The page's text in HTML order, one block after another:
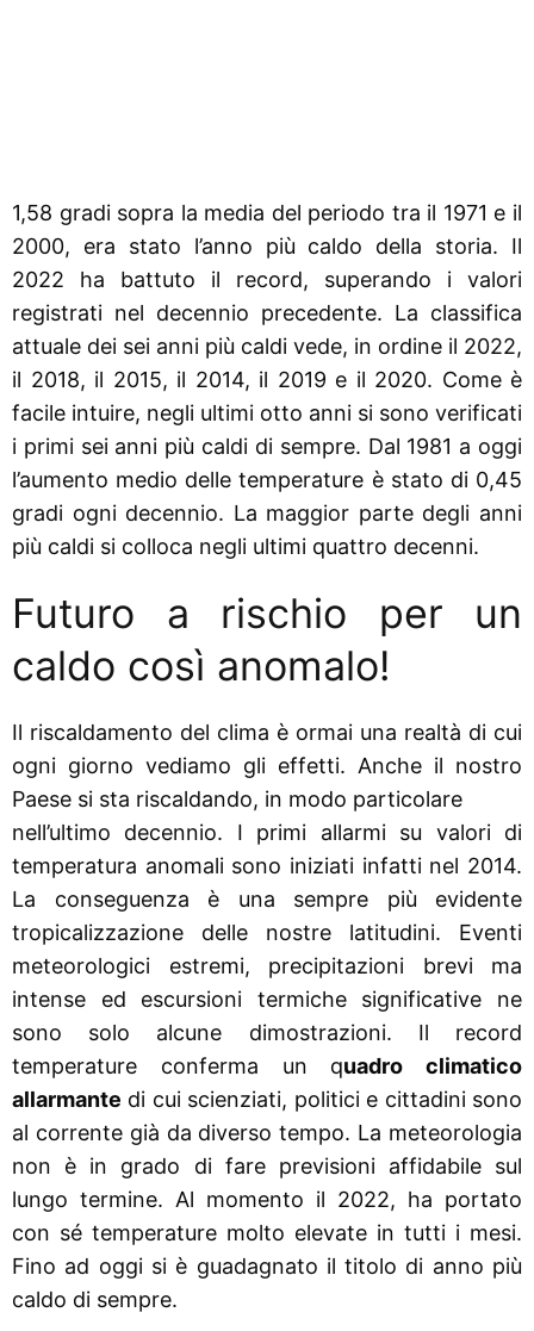
1,58 gradi sopra la media del periodo tra il 1971 e il
2000, era stato l’anno più caldo della storia. Il
2022 ha battuto il record, superando i valori
registrati nel decennio precedente. La classifica
attuale dei sei anni più caldi vede, in ordine il 2022,
il 2018, il 2015, il 2014, il 2019 e il 2020. Come è
facile intuire, negli ultimi otto anni si sono verificati
i primi sei anni più caldi di sempre. Dal 1981 a oggi
l’aumento medio delle temperature è stato di 0,45
gradi ogni decennio. La maggior parte degli anni
più caldi si colloca negli ultimi quattro decenni.
Futuro a rischio per un
caldo così anomalo!
Il riscaldamento del clima è ormai una realtà di cui
ogni giorno vediamo gli effetti. Anche il nostro
Paese si sta riscaldando, in modo particolare
nell’ultimo decennio. I primi allarmi su valori di
temperatura anomali sono iniziati infatti nel 2014.
La conseguenza è una sempre più evidente
tropicalizzazione delle nostre latitudini. Eventi
meteorologici estremi, precipitazioni brevi ma
intense ed escursioni termiche significative ne
sono solo alcune dimostrazioni. Il record
temperature conferma un quadro climatico
allarmante di cui scienziati, politici e cittadini sono
al corrente già da diverso tempo. La meteorologia
non è in grado di fare previsioni affidabile sul
lungo termine. Al momento il 2022, ha portato
con sé temperature molto elevate in tutti i mesi.
Fino ad oggi si è guadagnato il titolo di anno più
caldo di sempre.